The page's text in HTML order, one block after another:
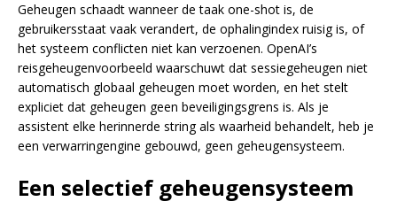
Geheugen schaadt wanneer de taak one-shot is, de
gebruikersstaat vaak verandert, de ophalingindex ruisig is, of
het systeem conflicten niet kan verzoenen. OpenAI’s
reisgeheugenvoorbeeld waarschuwt dat sessiegeheugen niet
automatisch globaal geheugen moet worden, en het stelt
expliciet dat geheugen geen beveiligingsgrens is. Als je
assistent elke herinnerde string als waarheid behandelt, heb je
een verwarringengine gebouwd, geen geheugensysteem.
Een selectief geheugensysteem